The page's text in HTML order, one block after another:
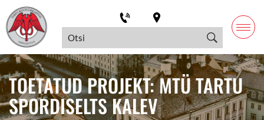
TOETATUD PROJEKT: MTÜ TARTU
SPORDISELTS KALEV